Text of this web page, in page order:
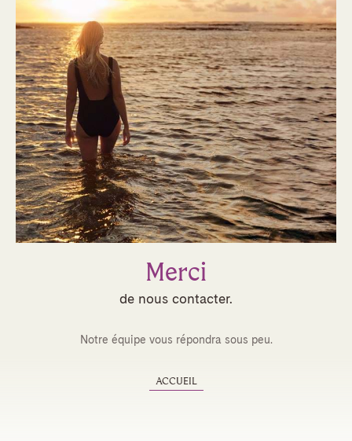
Merci
de nous contacter.
Notre équipe vous répondra sous peu.
ACCUEIL